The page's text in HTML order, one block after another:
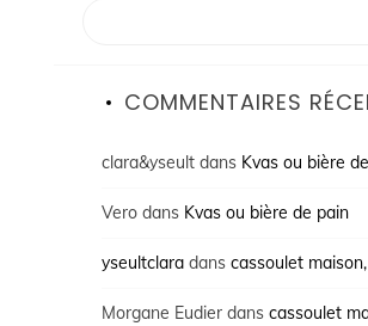
COMMENTAIRES
clara&yseultdans Kvas ou bière
Verodans Kvas ou bière de pain
yseultclaradans cassoulet
Morgane Eudierdans cassoulet